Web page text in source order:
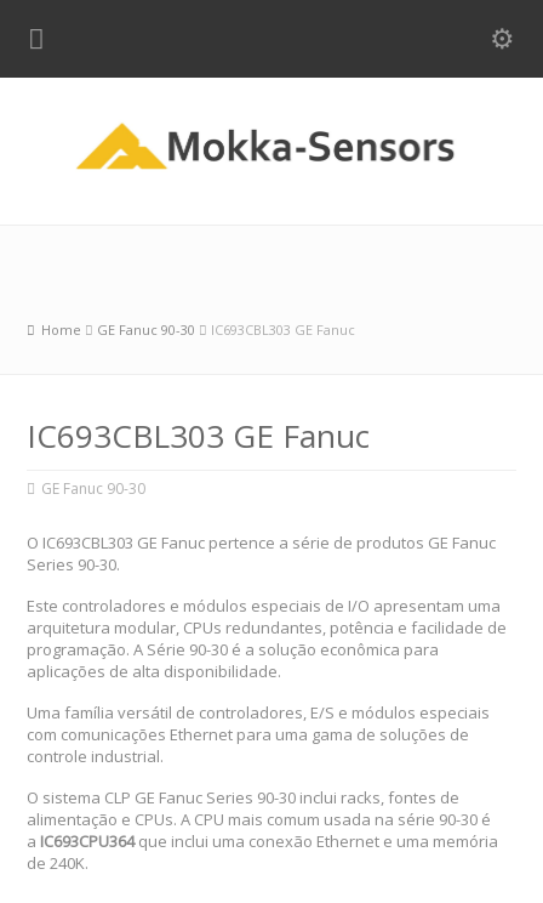
Home GE Fanuc 90-30 IC693CBL303 GE Fanuc
IC693CBL303 GE Fanuc
GE Fanuc 90-30
O IC693CBL303 GE Fanuc pertence a série de produtos GE Fanuc
Series 90-30.
Este controladores e módulos especiais de I/O apresentam uma
arquitetura modular, CPUs redundantes, potência e facilidade de
programação. A Série 90-30 é a solução econômica para
aplicações de alta disponibilidade.
Uma família versátil de controladores, E/S e módulos especiais
com comunicações Ethernet para uma gama de soluções de
controle industrial.
O sistema CLP GE Fanuc Series 90-30 inclui racks, fontes de
alimentação e CPUs. A CPU mais comum usada na série 90-30 é
a IC693CPU364que inclui uma conexão Ethernet e uma memória
de 240K.